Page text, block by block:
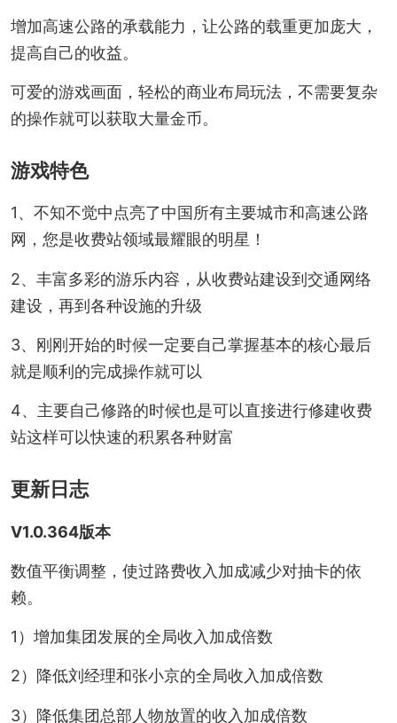
增加高速公路的承载能力，让公路的载重更加庞大，
提高自己的收益。
可爱的游戏画面，轻松的商业布局玩法，不需要复杂
的操作就可以获取大量金币。
游戏特色
1、不知不觉中点亮了中国所有主要城市和高速公路
网，您是收费站领域最耀眼的明星！
2、丰富多彩的游乐内容，从收费站建设到交通网络
建设，再到各种设施的升级
3、刚刚开始的时候一定要自己掌握基本的核心最后
就是顺利的完成操作就可以
4、主要自己修路的时候也是可以直接进行修建收费
站这样可以快速的积累各种财富
更新日志
V1.0.364版本
数值平衡调整，使过路费收入加成减少对抽卡的依
赖。
1）增加集团发展的全局收入加成倍数
2）降低刘经理和张小京的全局收入加成倍数
3）降低集团总部人物放置的收入加成倍数